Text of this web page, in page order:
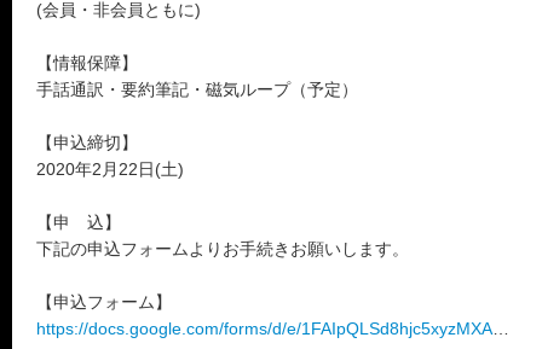
(会員・非会員ともに)
【情報保障】
手話通訳・要約筆記・磁気ループ（予定）
【申込締切】
2020年2月22日(土)
【申 込】
下記の申込フォームよりお手続きお願いします。
【申込フォーム】
https://docs.google.com/forms/d/e/